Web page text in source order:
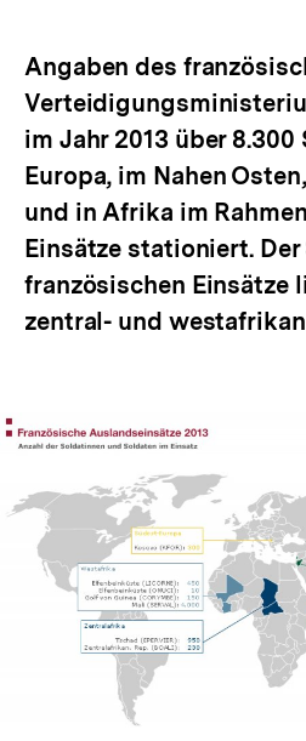
Angaben des
im Jahr 2013 über
Europa, im Nahen
und in Afrika im
Einsätze stationiert.
französischen Einsätze
zentral- und